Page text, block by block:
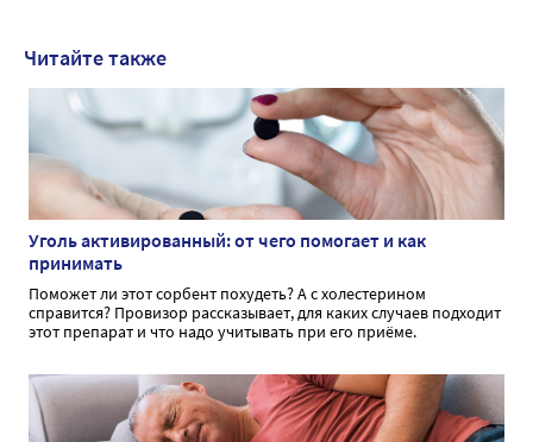
Читайте также
Уголь активированный: от чего помогает и как
принимать
Поможет ли этот сорбент похудеть? А с холестерином
справится? Провизор рассказывает, для каких случаев подходит
этот препарат и что надо учитывать при его приёме.